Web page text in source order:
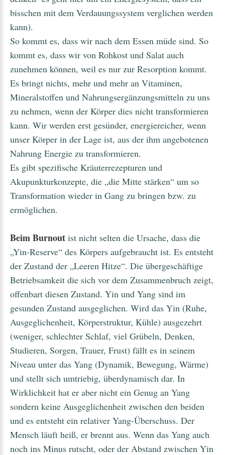
bisschen mit dem Verdauungssystem verglichen werden
kann).
So kommt es, dass wir nach dem Essen müde sind. So
kommt es, dass wir von Rohkost und Salat auch
zunehmen können, weil es nur zur Resorption kommt.
Es bringt nichts, mehr und mehr an Vitaminen,
Mineralstoffen und Nahrungsergänzungsmitteln zu uns
zu nehmen, wenn der Körper dies nicht transformieren
kann. Wir werden erst gesünder, energiereicher, wenn
unser Körper in der Lage ist, aus der ihm angebotenen
Nahrung Energie zu transformieren.
Es gibt spezifische Kräuterrezepturen und
Akupunkturkonzepte, die „die Mitte stärken“ um so
Transformation wieder in Gang zu bringen bzw. zu
ermöglichen.
Beim Burnout ist nicht selten die Ursache, dass die
„Yin-Reserve“ des Körpers aufgebraucht ist. Es entsteht
der Zustand der „Leeren Hitze“. Die übergeschäftige
Betriebsamkeit die sich vor dem Zusammenbruch zeigt,
offenbart diesen Zustand. Yin und Yang sind im
gesunden Zustand ausgeglichen. Wird das Yin (Ruhe,
Ausgeglichenheit, Körperstruktur, Kühle) ausgezehrt
(weniger, schlechter Schlaf, viel Grübeln, Denken,
Studieren, Sorgen, Trauer, Frust) fällt es in seinem
Niveau unter das Yang (Dynamik, Bewegung, Wärme)
und stellt sich umtriebig, überdynamisch dar. In
Wirklichkeit hat er aber nicht ein Genug an Yang
sondern keine Ausgeglichenheit zwischen den beiden
und es entsteht ein relativer Yang-Überschuss. Der
Mensch läuft heiß, er brennt aus. Wenn das Yang auch
noch ins Minus rutscht, oder der Abstand zwischen Yin